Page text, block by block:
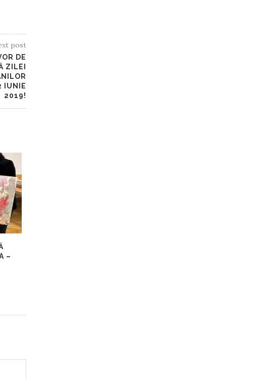
post
DE
ZILEI
IUNIE
2019!
–